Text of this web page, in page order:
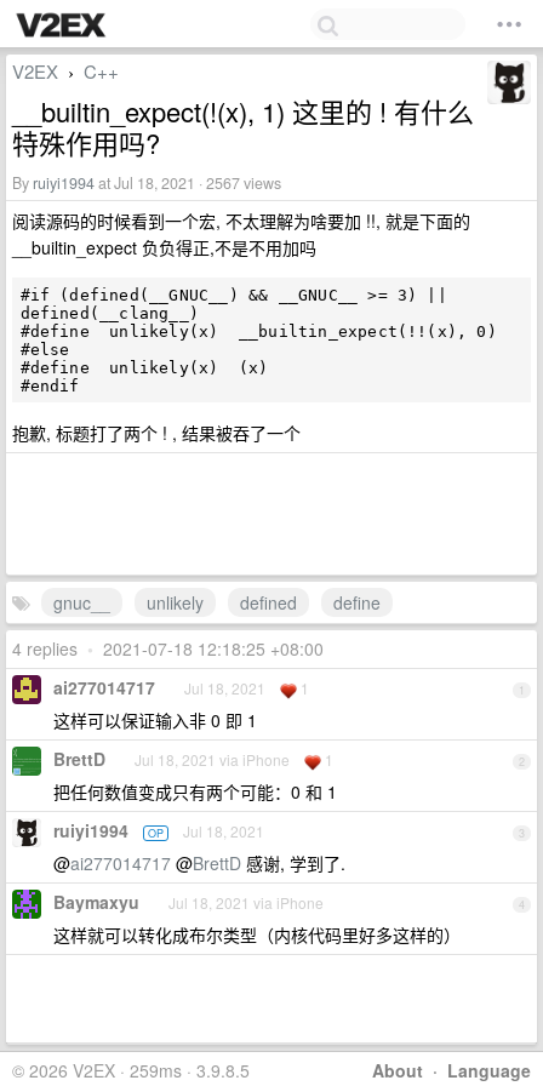
V2EX › C++
__builtin_expect(!(x), 1) 这里的 ! 有什么
特殊作用吗?
By ruiyi1994at Jul 18, 2021 · 2567 views
阅读源码的时候看到一个宏, 不太理解为啥要加 !!, 就是下面的
__builtin_expect 负负得正,不是不用加吗
#if (defined(__GNUC__) && __GNUC__ >= 3) ||
defined(__clang__)
#define  unlikely(x)  __builtin_expect(!!(x), 0)
#else
#define  unlikely(x)  (x)
抱歉, 标题打了两个 ! , 结果被吞了一个
gnuc__ unlikely defined
define
4 replies • 2021-07-18 12:18:25 +08:00
1
ai277014717 Jul 18, 2021 1
这样可以保证输入非 0 即 1
2
BrettD Jul 18, 2021 via iPhone 1
把任何数值变成只有两个可能：0 和 1
3
ruiyi1994 OP Jul 18, 2021
@ai277014717 @BrettD 感谢, 学到了.
4
Baymaxyu Jul 18, 2021 via iPhone
这样就可以转化成布尔类型（内核代码里好多这样的）
About · Language
© 2026 V2EX · 259ms · 3.9.8.5